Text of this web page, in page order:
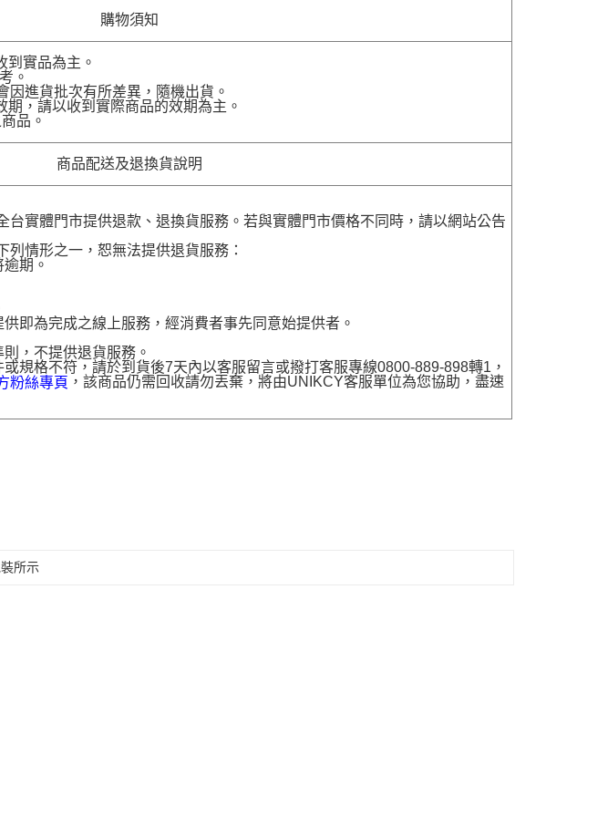
購物須知
到實品為主。
。
進貨批次有所差異，隨機出貨。
，請以收到實際商品的效期為主。
品。
商品配送及退換貨說明
台實體門市提供退款、退換貨服務。若與實體門市價格不同時，請以網站公告
列情形之一，恕無法提供退貨服務：
期。
即為完成之線上服務，經消費者事先同意始提供者。
，不提供退貨服務。
規格不符，請於到貨後7天內以客服留言或撥打客服專線0800-889-898轉1，
粉絲專頁 ，該商品仍需回收請勿丟棄，將由UNIKCY客服單位為您協助，盡速
所示